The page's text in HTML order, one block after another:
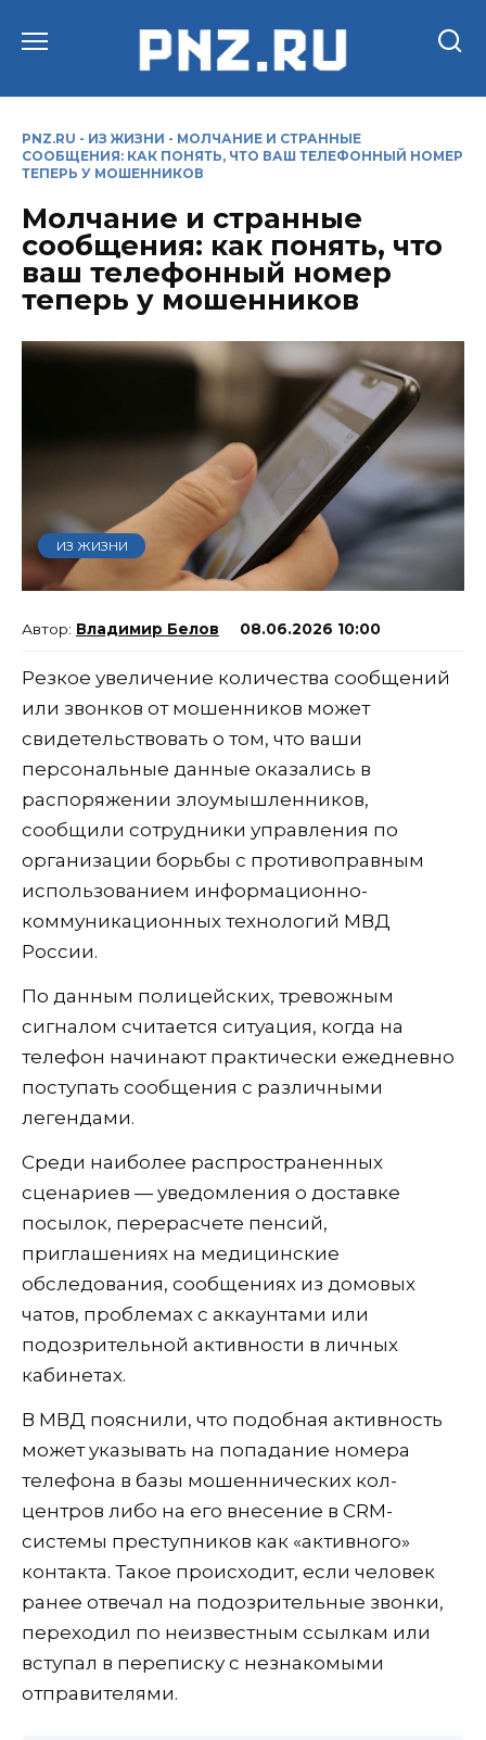
PNZ.RU - ИЗ ЖИЗНИ - МОЛЧАНИЕ И СТРАННЫЕ
СООБЩЕНИЯ: КАК ПОНЯТЬ, ЧТО ВАШ ТЕЛЕФОННЫЙ НОМЕР
ТЕПЕРЬ У МОШЕННИКОВ
Молчание и странные
сообщения: как понять, что
ваш телефонный номер
теперь у мошенников
ИЗ ЖИЗНИ
Владимир Белов 08.06.2026 10:00
Резкое увеличение количества сообщений
или звонков от мошенников может
свидетельствовать о том, что ваши
персональные данные оказались в
распоряжении злоумышленников,
сообщили сотрудники управления по
организации борьбы с противоправным
использованием информационно-
коммуникационных технологий МВД
России.
По данным полицейских, тревожным
сигналом считается ситуация, когда на
телефон начинают практически ежедневно
поступать сообщения с различными
легендами.
Среди наиболее распространенных
сценариев — уведомления о доставке
посылок, перерасчете пенсий,
приглашениях на медицинские
обследования, сообщениях из домовых
чатов, проблемах с аккаунтами или
подозрительной активности в личных
кабинетах.
В МВД пояснили, что подобная активность
может указывать на попадание номера
телефона в базы мошеннических кол-
центров либо на его внесение в CRM-
системы преступников как «активного»
контакта. Такое происходит, если человек
ранее отвечал на подозрительные звонки,
переходил по неизвестным ссылкам или
вступал в переписку с незнакомыми
отправителями.